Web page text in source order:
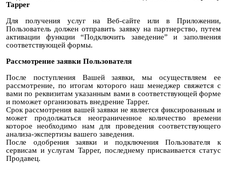
Tapper
Для получения услуг на Веб-сайте или в Приложении,
Пользователь должен отправить заявку на партнерство, путем
активации функции “Подключить заведение” и заполнения
соответствующей формы.
Рассмотрение заявки Пользователя
После поступления Вашей заявки, мы осуществляем ее
рассмотрение, по итогам которого наш менеджер свяжется с
вами по реквизитам указанным вами в соответствующей форме
и поможет организовать внедрение Tapper.
Срок рассмотрения вашей заявки не является фиксированным и
может продолжаться неограниченное количество времени
которое необходимо нам для проведения соответствующего
анализа-экспертизы вашего заведения.
После одобрения заявки и подключения Пользователя к
сервисам и услугам Tapper, последнему присваивается статус
Продавец.